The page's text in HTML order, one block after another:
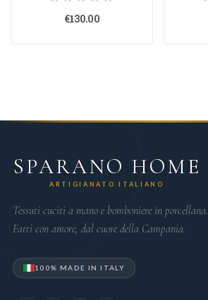
€130.00
SPARANO HOME
ARTIGIANATO ITALIANO
Tessuti cuciti a mano e bomboniere in porcellana.
Fatti con amore, dal cuore della Campania.
100% MADE IN ITALY